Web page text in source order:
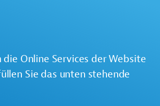
Online Services der Website
Sie das unten stehende